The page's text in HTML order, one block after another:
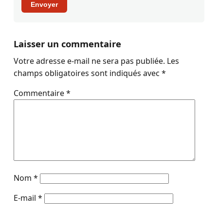
Envoyer
Laisser un commentaire
Votre adresse e-mail ne sera pas publiée. Les
champs obligatoires sont indiqués avec *
Commentaire*
Nom *
E-mail *